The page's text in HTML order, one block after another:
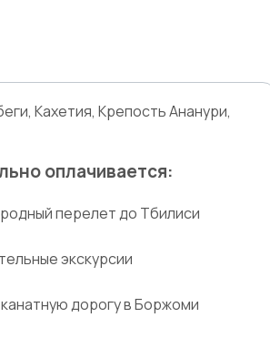
Кахетия, Крепость Ананури,
оплачивается:
перелет до Тбилиси
экскурсии
дорогу в Боржоми